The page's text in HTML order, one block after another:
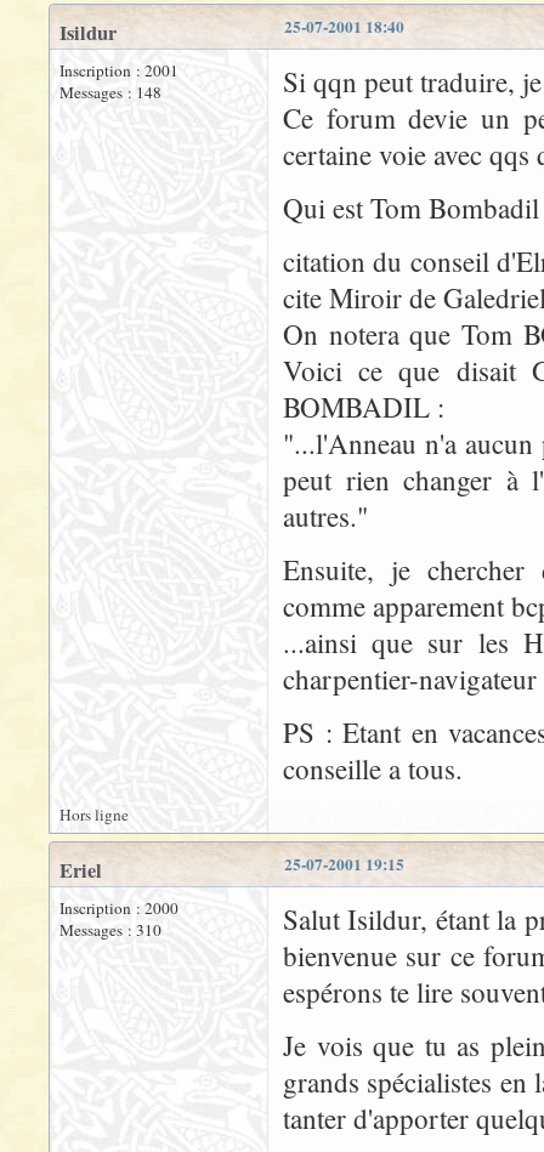
25-07-2001 18:40
Isildur
Inscription : 2001
Messages : 148
Si qqn peut traduire,
Ce forum devie un
certaine voie avec
Qui est Tom Bombadil
citation du conseil
cite Miroir de
On notera que Tom
Voici ce que disait
BOMBADIL :
"...l'Anneau n'a
peut rien changer à
autres."
Ensuite, je chercher
comme apparement
...ainsi que sur les
charpentier-
PS : Etant en
conseille a tous.
Hors ligne
25-07-2001 19:15
Eriel
Inscription : 2000
Messages : 310
Salut Isildur, étant la
bienvenue sur ce
espérons te lire
Je vois que tu as
grands spécialistes en
tanter d'apporter